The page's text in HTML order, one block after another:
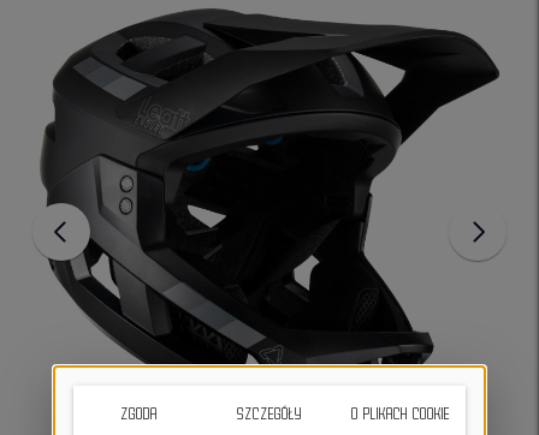
ZGODA SZCZEGÓŁY O PLIKACH COOKIE